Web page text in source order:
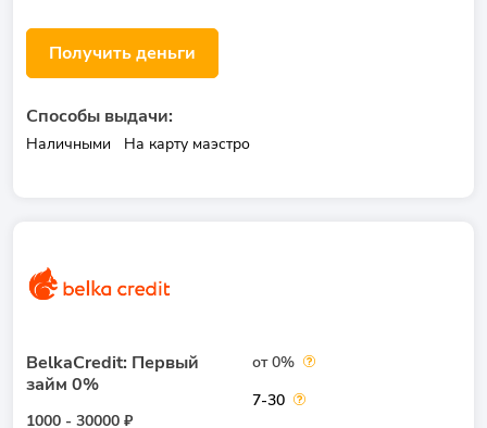
Получить деньги
Способы выдачи:
Наличными На карту маэстро
BelkaCredit: Первый
займ 0%
1000 - 30000 ₽
от 0%
7-30